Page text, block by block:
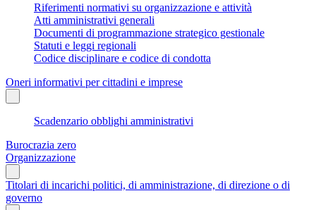
Riferimenti normativi su organizzazione e attività
Atti amministrativi generali
Documenti di programmazione strategico gestionale
Statuti e leggi regionali
Codice disciplinare e codice di condotta
Oneri informativi per cittadini e imprese
Scadenzario obblighi amministrativi
Burocrazia zero
Organizzazione
Titolari di incarichi politici, di amministrazione, di direzione o di
governo